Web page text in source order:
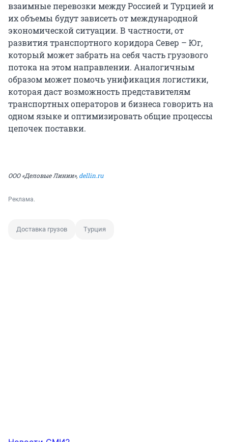
взаимные перевозки между Россией и Турцией и
их объемы будут зависеть от международной
экономической ситуации. В частности, от
развития транспортного коридора Север – Юг,
который может забрать на себя часть грузового
потока на этом направлении. Аналогичным
образом может помочь унификация логистики,
которая даст возможность представителям
транспортных операторов и бизнеса говорить на
одном языке и оптимизировать общие процессы
цепочек поставки.
ООО «Деловые Линии», dellin.ru
Реклама.
Доставка грузов Турция